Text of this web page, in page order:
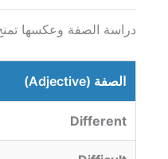
دراسة الصفة وعكسها
الصفة (Adjective)
Different